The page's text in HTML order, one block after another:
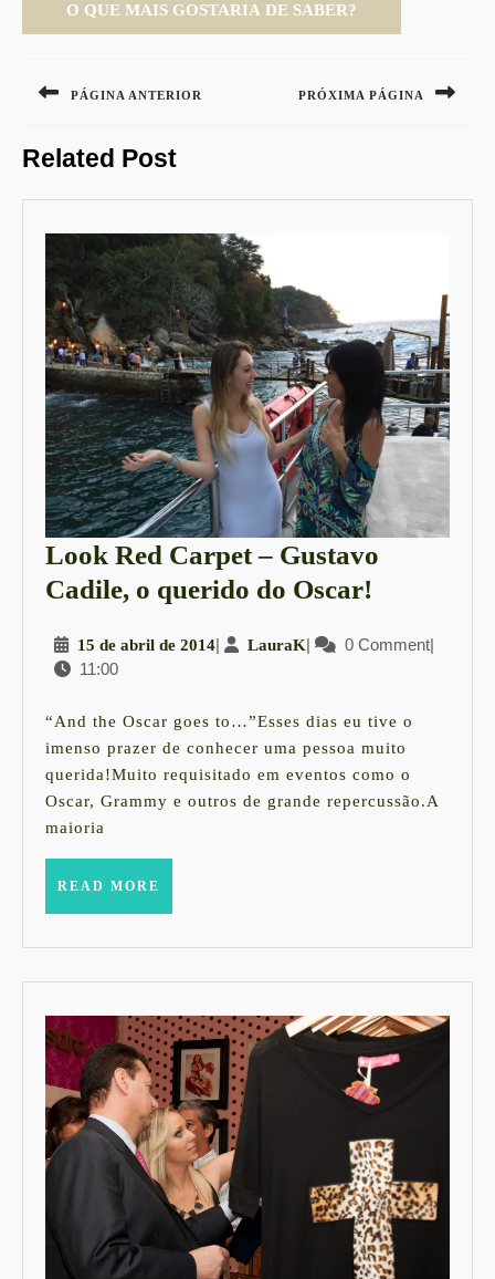
de
PÁGINA ANTERIOR
post:
PRÓXIMA PÁGINA
Related Post
Look Red Carpet – Gustavo
Cadile, o querido do Oscar!
Carpet
Gustavo
Cadile,
o
15 de abril de 201415
de
2014
| LauraKLauraK
| 0 Comment|
11:00
“And the Oscar goes to…”Esses dias eu tive o
imenso prazer de conhecer uma pessoa muito
querida!Muito requisitado em eventos como o
Oscar, Grammy e outros de grande repercussão.A
maioria
READ MORE